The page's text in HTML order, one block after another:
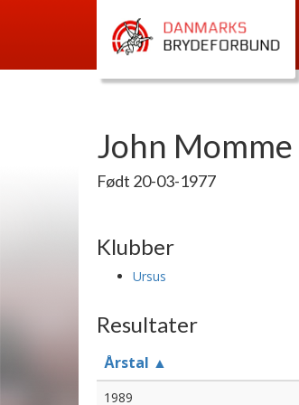
John
Født 20-03-1977
Klubber
Ursus
Resultater
Årstal ▲
1989